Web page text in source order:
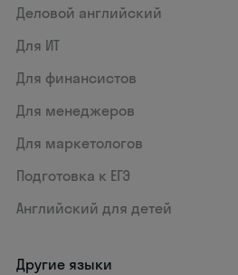
Деловой английский
Для ИТ
Для финансистов
Для менеджеров
Для маркетологов
Подготовка к ЕГЭ
Английский для детей
Другие языки